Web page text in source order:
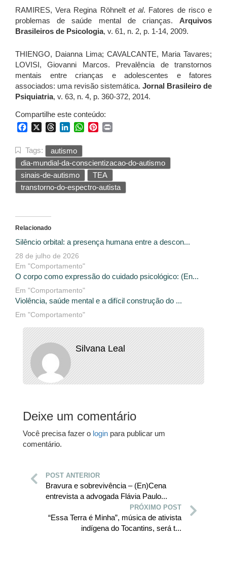
RAMIRES, Vera Regina Röhnelt et al. Fatores de risco e
problemas de saúde mental de crianças. Arquivos
Brasileiros de Psicologia, v. 61, n. 2, p. 1-14, 2009.
THIENGO, Daianna Lima; CAVALCANTE, Maria Tavares;
LOVISI, Giovanni Marcos. Prevalência de transtornos
mentais entre crianças e adolescentes e fatores
associados: uma revisão sistemática. Jornal Brasileiro de
Psiquiatria, v. 63, n. 4, p. 360-372, 2014.
Compartilhe este conteúdo:
FacebookThreadsLinkedInWhatsApp
Pinterest
Tags:
autismo
dia-mundial-da-conscientizacao-do-autismo
sinais-de-autismo
TEA
transtorno-do-espectro-autista
Relacionado
Silêncio orbital: a presença humana entre a descon...
28 de julho de 2026
Em "Comportamento"
O corpo como expressão do cuidado psicológico: (En...
Em "Comportamento"
Violência, saúde mental e a difícil construção do ...
Em "Comportamento"
Silvana Leal
Deixe um comentário
Você precisa fazer o login para publicar um
comentário.
POST ANTERIOR
Bravura e sobrevivência – (En)Cena
entrevista a advogada Flávia Paulo...
PRÓXIMO POST
“Essa Terra é Minha”, música de ativista
indígena do Tocantins, será t...